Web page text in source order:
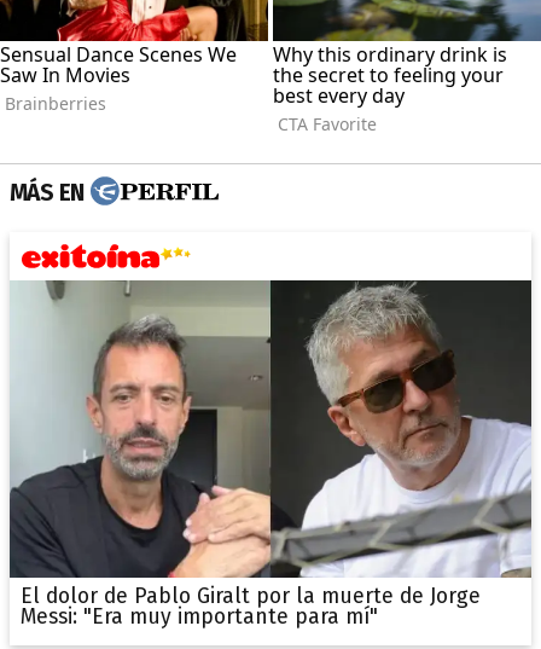
MÁS EN
El dolor de Pablo Giralt por la muerte de Jorge
Messi: "Era muy importante para mí"